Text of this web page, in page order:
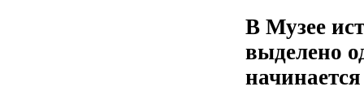
В Музее
выделено